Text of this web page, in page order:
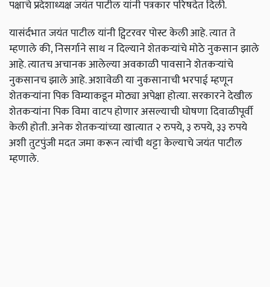
पक्षाचे प्रदेशाध्यक्ष जयंत पाटील यांनी पत्रकार परिषदेत दिली.
यासंर्दभात जयंत पाटील यांनी ट्विटरवर पोस्ट केली आहे. त्यात ते
म्हणाले की, निसर्गाने साथ न दिल्याने शेतकऱ्यांचे मोठे नुकसान झाले
आहे. त्यातच अचानक आलेल्या अवकाळी पावसाने शेतकऱ्यांचे
नुकसानच झाले आहे. अशावेळी या नुकसानाची भरपाई म्हणून
शेतकऱ्यांना पिक विम्याकडून मोठ्या अपेक्षा होत्या. सरकारने देखील
शेतकऱ्यांना पिक विमा वाटप होणार असल्याची घोषणा दिवाळीपूर्वी
केली होती. अनेक शेतकऱ्यांच्या खात्यात २ रुपये, ३ रुपये, ३३ रुपये
अशी तुटपुंजी मदत जमा करून त्यांची थट्टा केल्याचे जयंत पाटील
म्हणाले.